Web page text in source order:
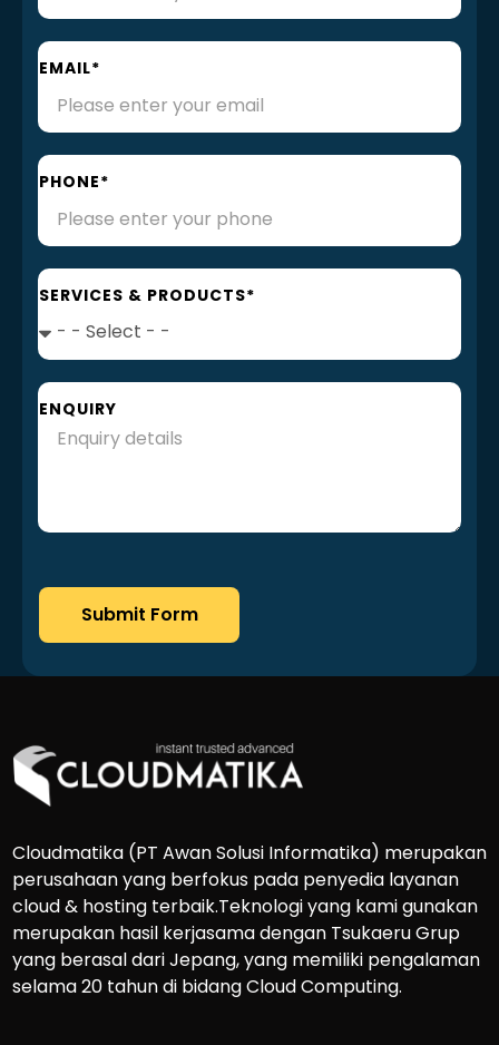
EMAIL*
PHONE*
SERVICES & PRODUCTS*
ENQUIRY
Submit Form
Cloudmatika (PT Awan Solusi Informatika) merupakan
perusahaan yang berfokus pada penyedia layanan
cloud & hosting terbaik.Teknologi yang kami gunakan
merupakan hasil kerjasama dengan Tsukaeru Grup
yang berasal dari Jepang, yang memiliki pengalaman
selama 20 tahun di bidang Cloud Computing.